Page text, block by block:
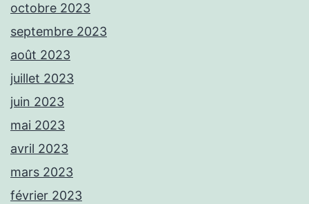
octobre 2023
septembre 2023
août 2023
juillet 2023
juin 2023
mai 2023
avril 2023
mars 2023
février 2023